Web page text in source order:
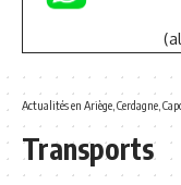
Actualités en Ariège, Cerdagne,
Transports